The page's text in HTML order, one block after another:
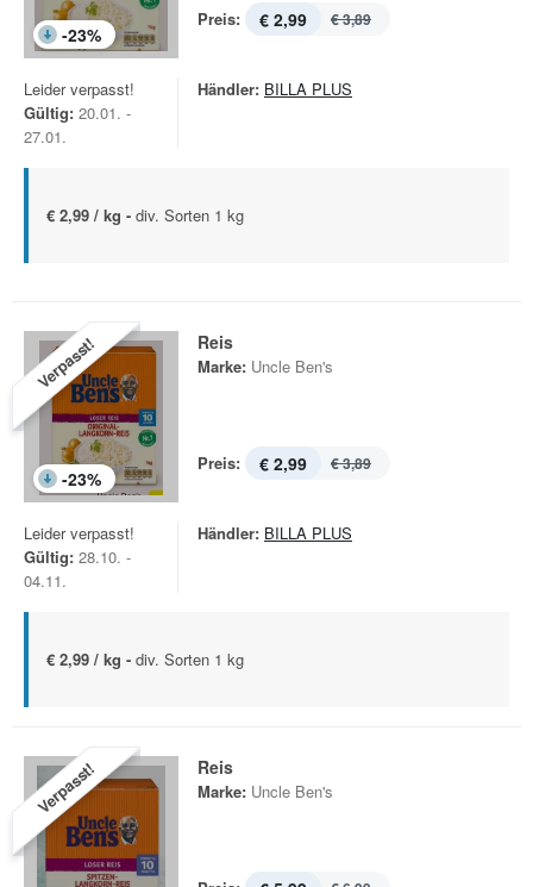
-23%
Preis: € 2,99 € 3,89
Leider verpasst!
Gültig: 20.01. -
27.01.
Händler: BILLA PLUS
€ 2,99 / kg - div. Sorten 1 kg
Verpasst!
-23%
Reis
Marke: Uncle Ben's
Preis: € 2,99 € 3,89
Leider verpasst!
Gültig: 28.10. -
04.11.
Händler: BILLA PLUS
€ 2,99 / kg - div. Sorten 1 kg
Verpasst! Reis
Marke: Uncle Ben's